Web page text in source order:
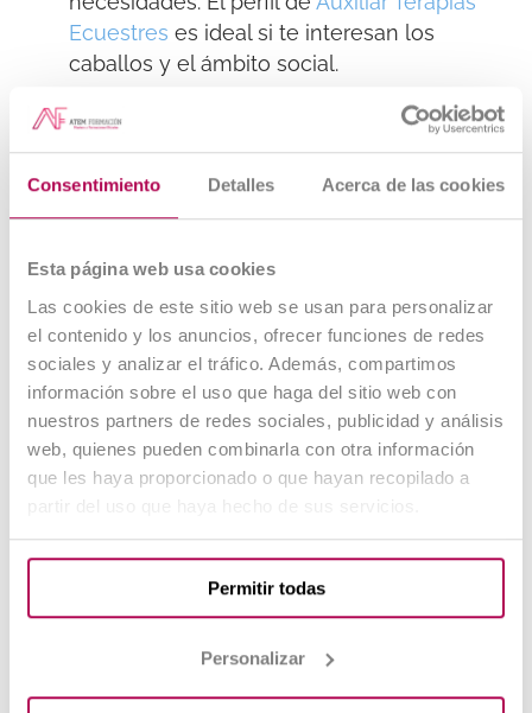
Consentimiento Detalles Acerca de las cookies
Esta página web usa cookies
Las cookies de este sitio web se usan para personalizar
el contenido y los anuncios, ofrecer funciones de redes
sociales y analizar el tráfico. Además, compartimos
información sobre el uso que haga del sitio web con
nuestros partners de redes sociales, publicidad y análisis
web, quienes pueden combinarla con otra información
que les haya proporcionado o que hayan recopilado a
Permitir todas
Personalizar
Ecuestres es ideal si te interesan los
caballos y el ámbito social.
Auxiliar Animales Salvajes y
Exóticos
Quienes trabajan con especies no
específicos sobre su comportamiento,
alimentación y manejo. Este perfil se
demanda en centros de recuperación,
zoológicos o clínicas especializadas.La
formación en
Auxiliar Animales Salvajes y
Exóticos
te prepara para lasfunciones de
auxiliar de veterinariaaplicadas a
Apoyo en el diagnóstico y
tratamiento
Los auxiliares no solo cuidan a los animales,